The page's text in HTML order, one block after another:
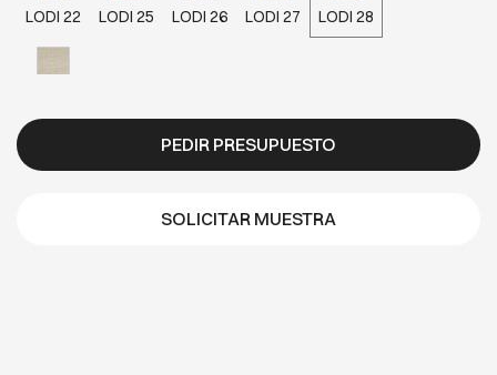
LODI 22 LODI 25 LODI 26 LODI 27 LODI 28
PEDIR PRESUPUESTO
SOLICITAR MUESTRA